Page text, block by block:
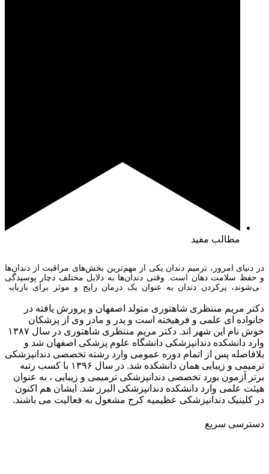
مطالب مفید
در دنیای امروز، ترمیم دندان یکی از مهم‌ترین بخش‌های مراقبت از دندان‌ها
و حفظ سلامت دهان است. وقتی دندان‌ها به دلایل مختلف دچار پوسیدگی
می‌شوند، پرکردن دندان به عنوان یک درمان رایج و موثر برای بازیابی
پرکننده دندان از اهمیت ویژه‌ای برخوردار است چرا که […]
دکتر مریم منتظری شاهتوری متولد اصفهان و پرورش یافته در
خانواده ای علمی و فرهیخته است و پدر و مادر وی از پزشکان
خوش نام این شهر اند. دکتر مریم منتظری شاهتوری در سال ۱۳۸۷
وارد دانشکده دندانپزشکی دانشگاه علوم پزشکی اصفهان شد و
بلافاصله پس از اتمام دوره عمومی وارد رشته تخصصی دندانپزشکی
ترمیمی و زیبایی همان دانشکده شد. در سال ۱۳۹۶ با کسب رتبه
برتر آزمون بورد تخصصی دندانپزشکی ترمیمی و زیبایی ، به عنوان
هیئت علمی وارد دانشکده دندانپزشکی البرز شد. ایشان هم اکنون
در کلینیک دندانپزشکی عظیمیه کرج مشغول به فعالیت می باشند.
دسترسی سریع